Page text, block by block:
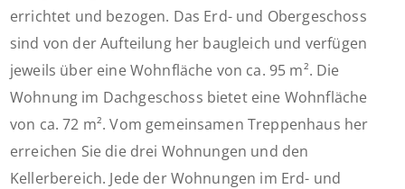
errichtet und bezogen. Das Erd- und Obergeschoss
sind von der Aufteilung her baugleich und verfügen
jeweils über eine Wohnfläche von ca. 95 m². Die
Wohnung im Dachgeschoss bietet eine Wohnfläche
von ca. 72 m². Vom gemeinsamen Treppenhaus her
erreichen Sie die drei Wohnungen und den
Kellerbereich. Jede der Wohnungen im Erd- und